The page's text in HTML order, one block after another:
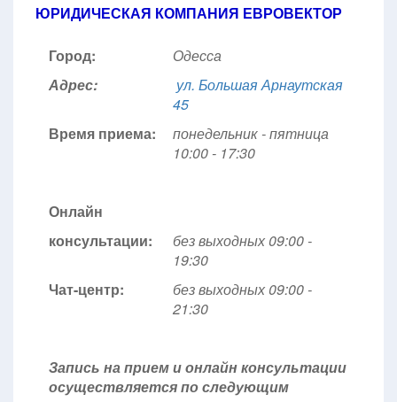
ЮРИДИЧЕСКАЯ КОМПАНИЯ ЕВРОВЕКТОР
Город:
Одесса
Адрес:
ул. Большая Арнаутская
45
Время приема:
понедельник - пятница
10:00 - 17:30
Онлайн
консультации:
без выходных 09:00 -
19:30
Чат-центр:
без выходных 09:00 -
21:30
Запись на прием и онлайн консультации
осуществляется по следующим